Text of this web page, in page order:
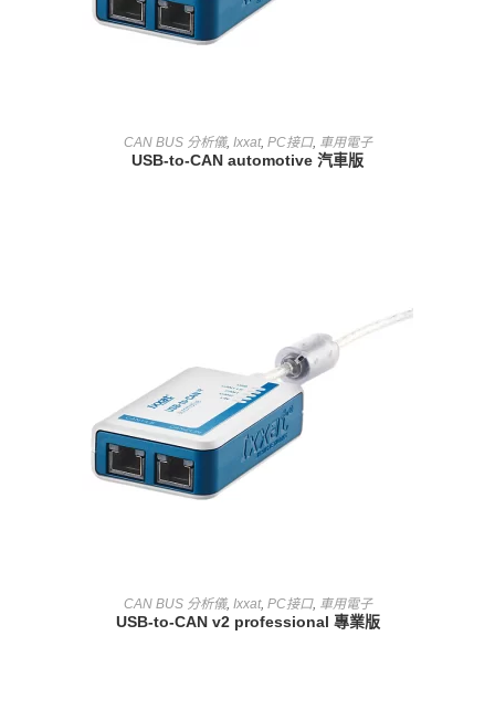
查看內容
CAN BUS 分析儀, Ixxat, PC接口, 車用電子
USB-to-CAN automotive 汽車版
查看內容
CAN BUS 分析儀, Ixxat, PC接口, 車用電子
USB-to-CAN v2 professional 專業版